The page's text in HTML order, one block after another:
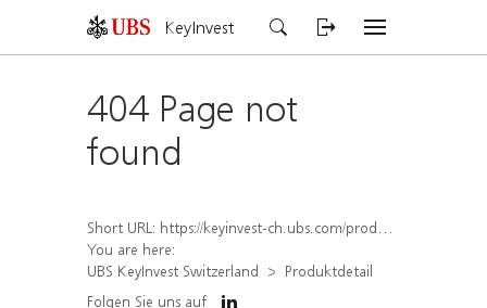
KeyInvest
404 Page not
found
Short URL: https://keyinvest-ch.ubs.com/produkt/detail/index/isin/CH1567051318
You are here:
UBS KeyInvest Switzerland
Produktdetail
Folgen Sie uns auf